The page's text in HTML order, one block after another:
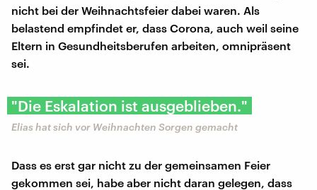
nicht bei der Weihnachtsfeier dabei waren. Als
belastend empfindet er, dass Corona, auch weil seine
Eltern in Gesundheitsberufen arbeiten, omnipräsent
sei.
"Die Eskalation ist ausgeblieben."
Elias hat sich vor Weihnachten Sorgen gemacht
Dass es erst gar nicht zu der gemeinsamen Feier
gekommen sei, habe aber nicht daran gelegen, dass